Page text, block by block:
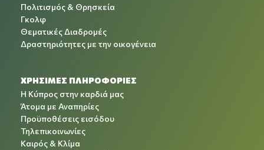
Πολιτισμός & Θρησκεία
Γκολφ
Θεματικές Διαδρομές
Δραστηριότητες με την οικογένεια
ΧΡΉΣΙΜΕΣ ΠΛΗΡΟΦΟΡΊΕΣ
Η Κύπρος στην καρδιά μας
Άτομα με Αναπηρίες
Προϋποθέσεις εισόδου
Τηλεπικοινωνίες
Καιρός & Κλίμα